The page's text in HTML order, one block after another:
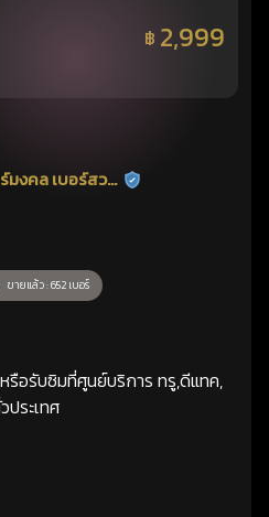
฿ 2,999
งคล เบอร์สวย ร้านยืนยันแล้ว
ขายแล้ว : 652 เบอร์
อรับซิมที่ศูนย์บริการ ทรู,ดีแทค,
ประเทศ